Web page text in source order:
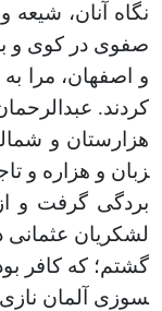
نگاه آنان، شیعه
صفوی در کوی و
و اصفهان، مرا
کردند.
هزارستان و
زبان و هزاره و
بردگی گرفت و
لشکریان عثمانی
گشتم؛ که کافر
سوزی آلمان